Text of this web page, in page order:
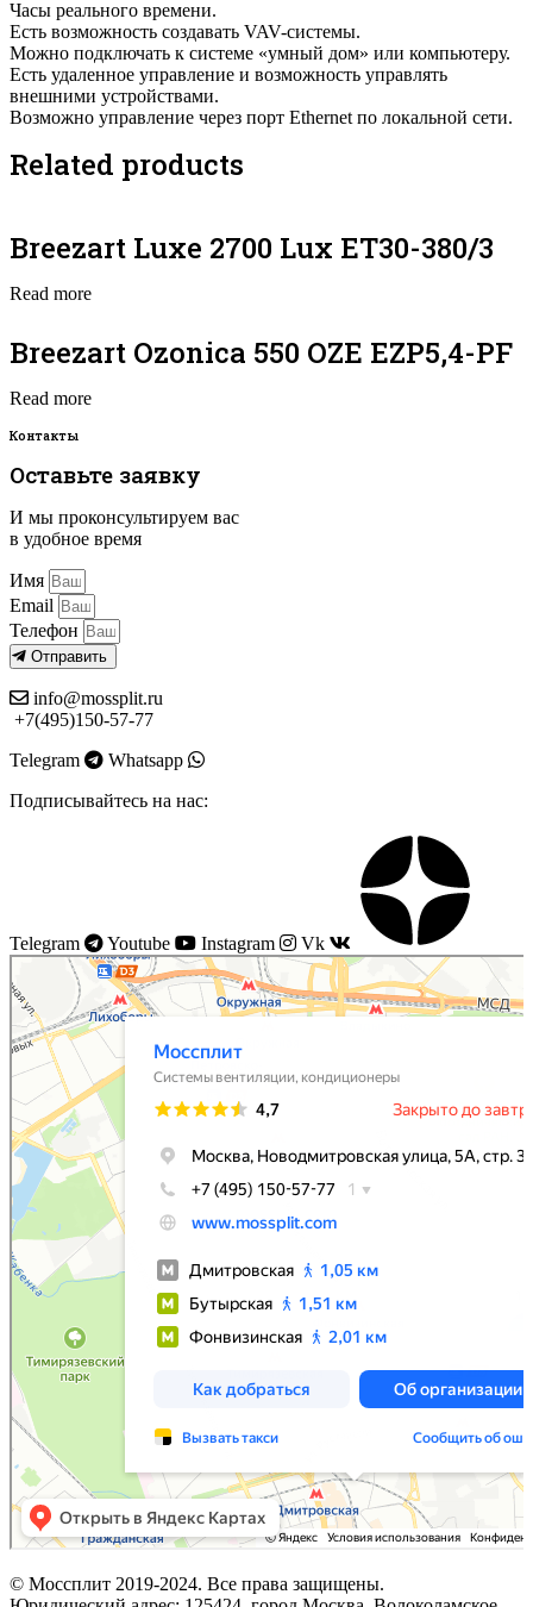
Часы реального времени.
Есть возможность создавать VAV-системы.
Можно подключать к системе «умный дом» или компьютеру.
Есть удаленное управление и возможность управлять
внешними устройствами.
Возможно управление через порт Ethernet по локальной сети.
Related products
Breezart Luxe 2700 Lux ET30-380/3
Read more
Breezart Ozonica 550 OZE EZP5,4-PF
Read more
Контакты
Оставьте заявку
И мы проконсультируем вас
в удобное время
Имя
Email
Телефон
Отправить
info@mossplit.ru
+7(495)150-57-77
Telegram
Whatsapp
Подписывайтесь на нас:
Telegram Youtube Instagram Vk
Моссплит
Системы вентиляции в Москве
Установка кондиционеров в Москве
© Моссплит 2019-2024. Все права защищены.